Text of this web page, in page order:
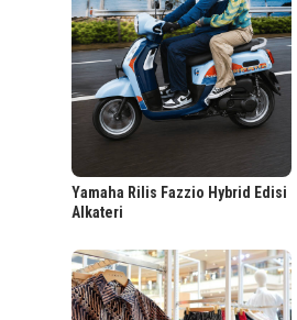
Yamaha Rilis Fazzio Hybrid Edisi
Alkateri